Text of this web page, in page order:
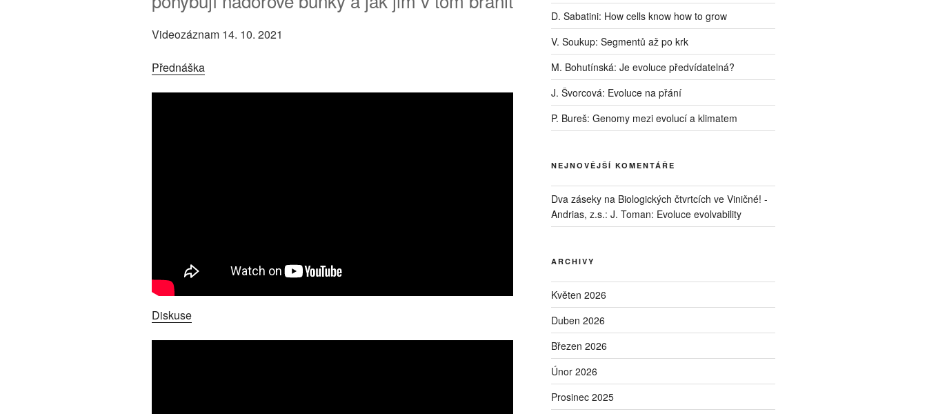
Videozáznam 14. 10. 2021
Přednáška
Diskuse
D. Sabatini: How cells know how to grow
V. Soukup: Segmentů až po krk
M. Bohutínská: Je evoluce předvídatelná?
J. Švorcová: Evoluce na přání
P. Bureš: Genomy mezi evolucí a klimatem
NEJNOVĚJŠÍ KOMENTÁŘE
Dva záseky na Biologických čtvrtcích ve Viničné! -
Andrias, z.s.: J. Toman: Evoluce evolvability
ARCHIVY
Květen 2026
Duben 2026
Březen 2026
Únor 2026
Prosinec 2025